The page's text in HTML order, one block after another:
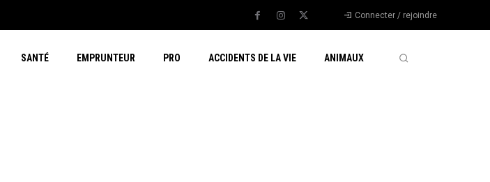
Connecter / rejoindre
SANTÉ EMPRUNTEUR PRO ACCIDENTS DE LA VIE ANIMAUX